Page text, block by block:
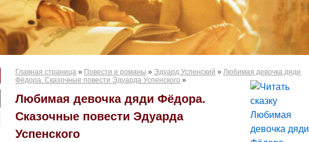
Главная страница » Повести и романы » Эдуард Успенский » Любимая девочка дяди
Фёдора. Сказочные повести Эдуарда Успенского »
Любимая девочка дяди Фёдора.
Сказочные повести Эдуарда
Успенского